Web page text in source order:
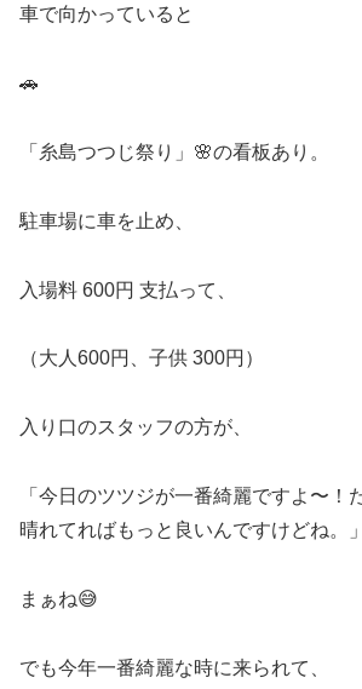
車で向かっていると
🚗
「糸島つつじ祭り」🌸の看板あり。
駐車場に車を止め、
入場料 600円 支払って、
（大人600円、子供 300円）
入り口のスタッフの方が、
「今日のツツジが一番綺麗ですよ〜！
晴れてればもっと良いんですけどね。」
まぁね😅
でも今年一番綺麗な時に来られて、